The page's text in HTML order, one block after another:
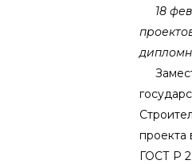
18
проекта
ГОСТ Р